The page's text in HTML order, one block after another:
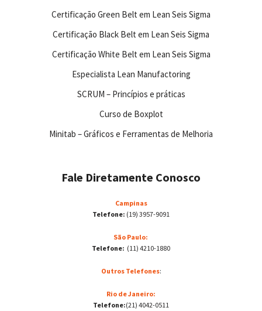
Certificação Green Belt em Lean Seis Sigma
Certificação Black Belt em Lean Seis Sigma
Certificação White Belt em Lean Seis Sigma
Especialista Lean Manufactoring
SCRUM – Princípios e práticas
Curso de Boxplot
Minitab – Gráficos e Ferramentas de Melhoria
Fale Diretamente Conosco
Campinas
Telefone: (19) 3957-9091
São Paulo:
Telefone: (11) 4210-1880
Outros Telefones:
Rio de Janeiro:
Telefone:(21) 4042-0511